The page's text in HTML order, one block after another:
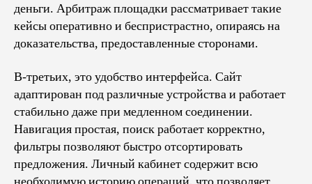
деньги. Арбитраж площадки рассматривает такие
кейсы оперативно и беспристрастно, опираясь на
доказательства, предоставленные сторонами.
В-третьих, это удобство интерфейса. Сайт
адаптирован под различные устройства и работает
стабильно даже при медленном соединении.
Навигация простая, поиск работает корректно,
фильтры позволяют быстро отсортировать
предложения. Личный кабинет содержит всю